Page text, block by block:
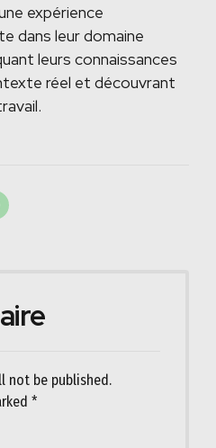
expérience
dans leur domaine
leurs connaissances
réel et découvrant
not be published.
*